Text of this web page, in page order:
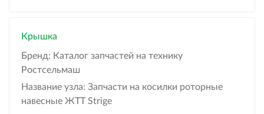
Крышка
Бренд: Каталог запчастей на технику
Ростсельмаш
Название узла: Запчасти на косилки роторные
навесные ЖТТ Strige